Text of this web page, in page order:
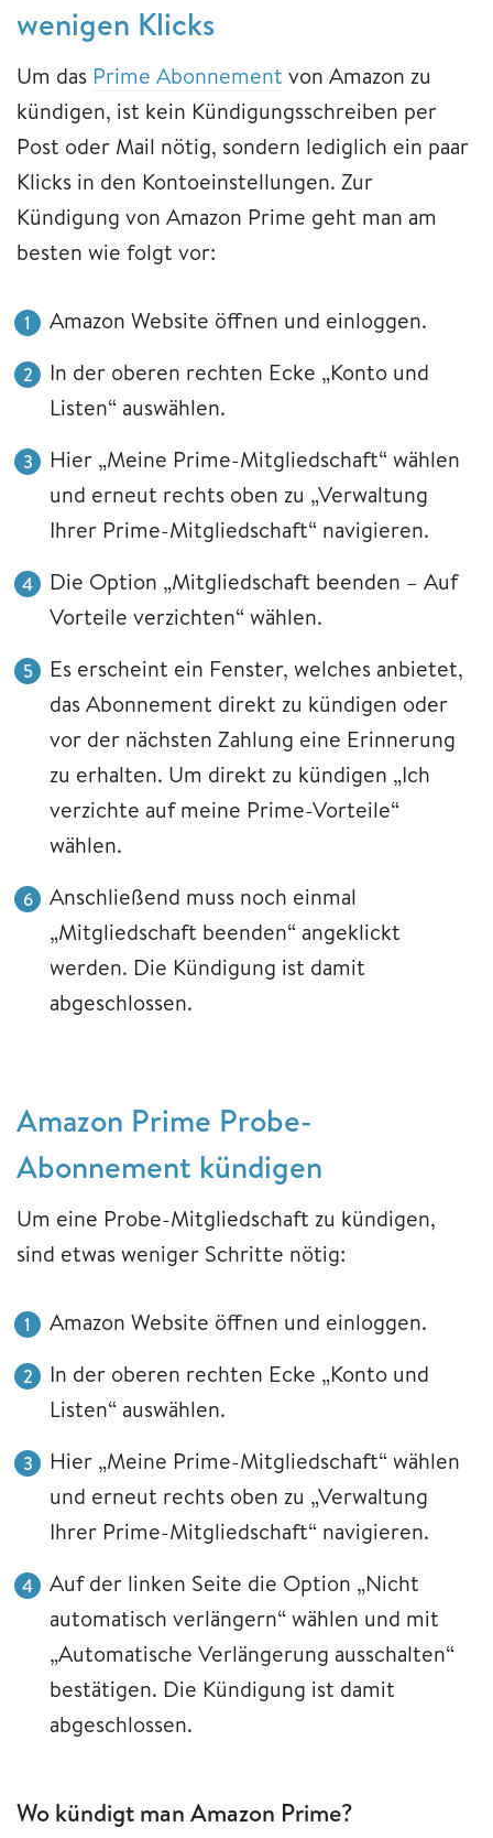
wenigen Klicks
Um das Prime Abonnement von Amazon zu
kündigen, ist kein Kündigungsschreiben per
Post oder Mail nötig, sondern lediglich ein paar
Klicks in den Kontoeinstellungen. Zur
Kündigung von Amazon Prime geht man am
besten wie folgt vor:
Amazon Website öffnen und einloggen.
In der oberen rechten Ecke „Konto und
Listen“ auswählen.
Hier „Meine Prime-Mitgliedschaft“ wählen
und erneut rechts oben zu „Verwaltung
Ihrer Prime-Mitgliedschaft“ navigieren.
Die Option „Mitgliedschaft beenden – Auf
Vorteile verzichten“ wählen.
Es erscheint ein Fenster, welches anbietet,
das Abonnement direkt zu kündigen oder
vor der nächsten Zahlung eine Erinnerung
zu erhalten. Um direkt zu kündigen „Ich
verzichte auf meine Prime-Vorteile“
wählen.
Anschließend muss noch einmal
„Mitgliedschaft beenden“ angeklickt
werden. Die Kündigung ist damit
abgeschlossen.
Amazon ​​​​​​​Prime Probe-
Abonnement kündigen
Um eine Probe-Mitgliedschaft zu kündigen,
sind etwas weniger Schritte nötig:
Amazon Website öffnen und einloggen.
In der oberen rechten Ecke „Konto und
Listen“ auswählen.
Hier „Meine Prime-Mitgliedschaft“ wählen
und erneut rechts oben zu „Verwaltung
Ihrer Prime-Mitgliedschaft“ navigieren.
Auf der linken Seite die Option „Nicht
automatisch verlängern“ wählen und mit
„Automatische Verlängerung ausschalten“
bestätigen. Die Kündigung ist damit
abgeschlossen.
Wo kündigt man Amazon Prime?